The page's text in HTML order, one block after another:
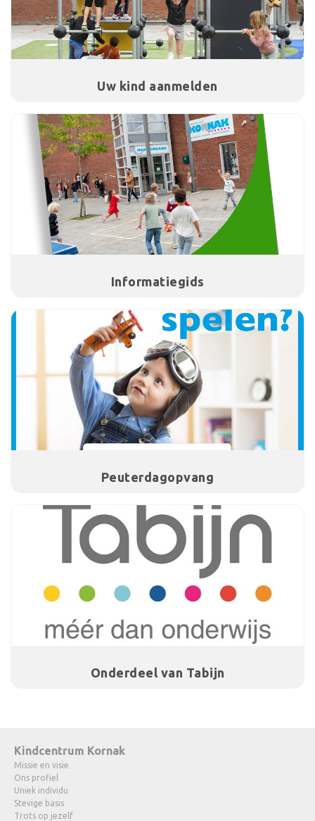
Uw kind aanmelden
Informatiegids
Peuterdagopvang
Onderdeel van Tabijn
Kindcentrum Kornak
Missie en visie
Ons profiel
Uniek individu
Stevige basis
Trots op jezelf